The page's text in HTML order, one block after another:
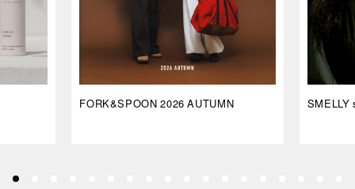
FORK&SPOON 2026 AUTUMN SMELLY